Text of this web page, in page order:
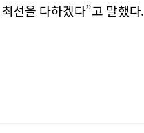
선을 다하겠다”고 말했다.